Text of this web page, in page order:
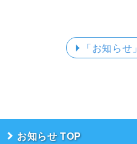
「お知らせ」
お知らせ